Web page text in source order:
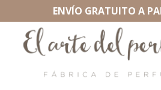
ENVÍO GRATUITO A